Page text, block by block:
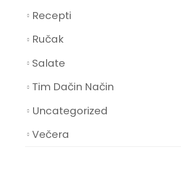
Recepti
Ručak
Salate
Tim Dačin Način
Uncategorized
Večera